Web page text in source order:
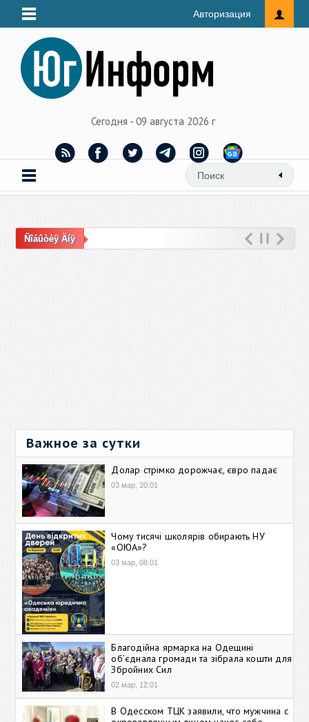
Авторизация
Сегодня - 09 августа 2026 г
Ñîáûòèÿ Äíÿ
Важное за сутки
Долар стрімко дорожчає, євро падає
03 мар, 20:01
Чому тисячі школярів обирають НУ
«ОЮА»?
03 мар, 08:01
Благодійна ярмарка на Одещині
об’єднала громади та зібрала кошти для
Збройних Сил
02 мар, 12:01
В Одесском ТЦК заявили, что мужчина с